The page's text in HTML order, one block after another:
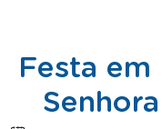
Festa em